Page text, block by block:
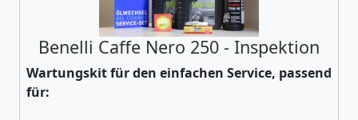
Benelli Caffe Nero 250 - Inspektion
Wartungskit für den einfachen Service, passend
für: